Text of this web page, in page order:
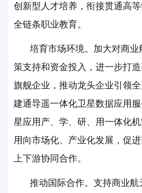
创新型人才培养，衔接贯通高
全链条职业教育。
培育市场环境。加大对商
策支持和资金投入，进一步打
旗舰企业，推动龙头企业引领
建通导遥一体化卫星数据应用
星应用产、学、研、用一体化
用向市场化、产业化发展，促
上下游协同合作。
推动国际合作。支持商业航